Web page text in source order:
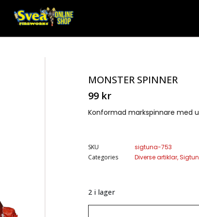
MONSTER SPINNER
99 kr
Konformad markspinnare med
SKU
sigtuna-753
Categories
Diverse artiklar,
2 i lager